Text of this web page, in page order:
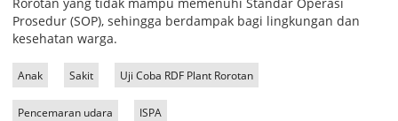
Prosedur (SOP), sehingga berdampak bagi lingkungan dan
kesehatan warga.
Anak Sakit Uji Coba RDF Plant Rorotan
Pencemaran udara ISPA